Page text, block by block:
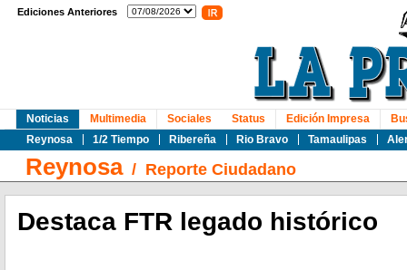
Ediciones Anteriores
Noticias
Reynosa
1/2 Tiempo Ribereña Rio Bravo Tamaulipas
Multimedia Sociales Status Edición Impresa
Reynosa/ Reporte Ciudadano
Destaca FTR legado histórico